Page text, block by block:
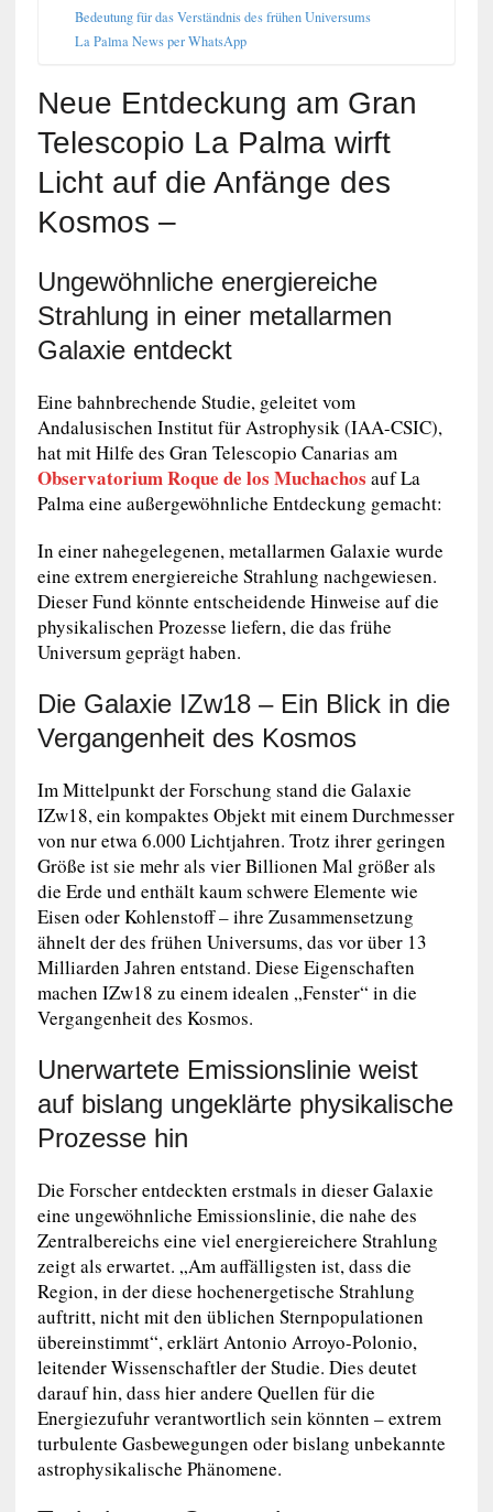
Bedeutung für das Verständnis des frühen Universums
La Palma News per WhatsApp
Neue Entdeckung am Gran
Telescopio La Palma wirft
Licht auf die Anfänge des
Kosmos –
Ungewöhnliche energiereiche
Strahlung in einer metallarmen
Galaxie entdeckt
Eine bahnbrechende Studie, geleitet vom
Andalusischen Institut für Astrophysik (IAA-CSIC),
hat mit Hilfe des Gran Telescopio Canarias am
Observatorium Roque de los Muchachos auf La
Palma eine außergewöhnliche Entdeckung gemacht:
In einer nahegelegenen, metallarmen Galaxie wurde
eine extrem energiereiche Strahlung nachgewiesen.
Dieser Fund könnte entscheidende Hinweise auf die
physikalischen Prozesse liefern, die das frühe
Universum geprägt haben.
Die Galaxie IZw18 – Ein Blick in die
Vergangenheit des Kosmos
Im Mittelpunkt der Forschung stand die Galaxie
IZw18, ein kompaktes Objekt mit einem Durchmesser
von nur etwa 6.000 Lichtjahren. Trotz ihrer geringen
Größe ist sie mehr als vier Billionen Mal größer als
die Erde und enthält kaum schwere Elemente wie
Eisen oder Kohlenstoff – ihre Zusammensetzung
ähnelt der des frühen Universums, das vor über 13
Milliarden Jahren entstand. Diese Eigenschaften
machen IZw18 zu einem idealen „Fenster“ in die
Vergangenheit des Kosmos.
Unerwartete Emissionslinie weist
auf bislang ungeklärte physikalische
Prozesse hin
Die Forscher entdeckten erstmals in dieser Galaxie
eine ungewöhnliche Emissionslinie, die nahe des
Zentralbereichs eine viel energiereichere Strahlung
zeigt als erwartet. „Am auffälligsten ist, dass die
Region, in der diese hochenergetische Strahlung
auftritt, nicht mit den üblichen Sternpopulationen
übereinstimmt“, erklärt Antonio Arroyo-Polonio,
leitender Wissenschaftler der Studie. Dies deutet
darauf hin, dass hier andere Quellen für die
Energiezufuhr verantwortlich sein könnten – extrem
turbulente Gasbewegungen oder bislang unbekannte
astrophysikalische Phänomene.